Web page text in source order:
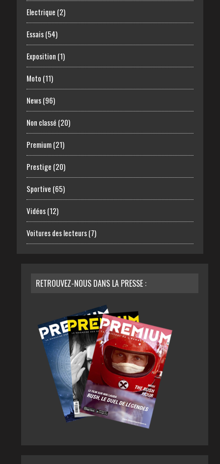
Electrique (2)
Essais(54)
Exposition (1)
Moto (11)
News(96)
Non classé (20)
Premium(21)
Prestige (20)
Sportive (65)
Vidéos(12)
Voitures des lecteurs(7)
RETROUVEZ-NOUS DANS LA PRESSE :